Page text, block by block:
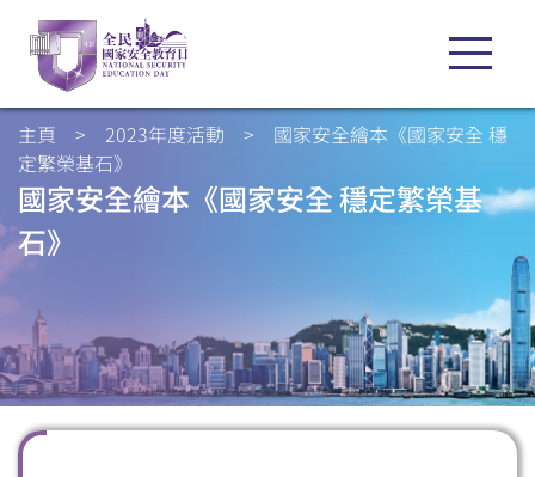
主頁 > 2023年度活動 > 國家安全繪本《國家安全 穩
定繁榮基石》
國家安全繪本《國家安全 穩定繁榮基
石》